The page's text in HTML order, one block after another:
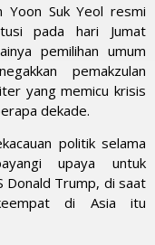
Yoon Suk Yeol resmi
pada hari Jumat
pemilihan umum
pemakzulan
yang memicu krisis
dekade.
politik selama
upaya untuk
Donald Trump, di saat
di Asia itu